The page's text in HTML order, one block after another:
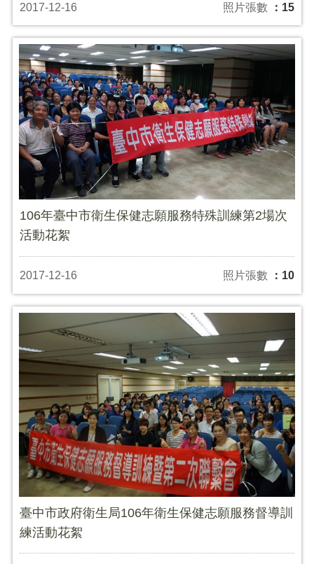
2017-12-16 照片張數 ：15
106年臺中市衛生保健志願服務特殊訓練第2場次
活動花絮
2017-12-16 照片張數 ：10
臺中市政府衛生局106年衛生保健志願服務督導訓
練活動花絮